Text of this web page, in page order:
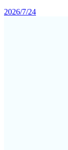
2026/7/24